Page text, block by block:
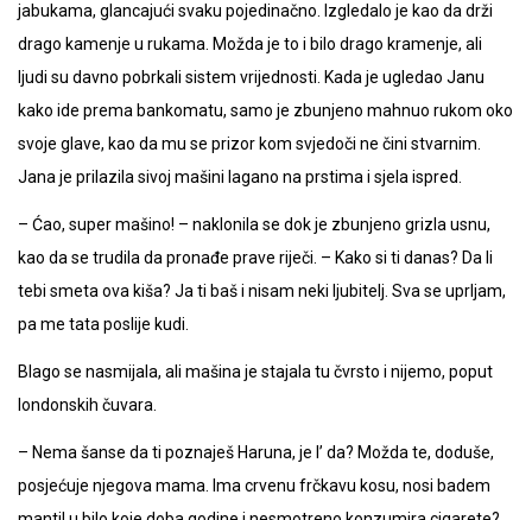
jabukama, glancajući svaku pojedinačno. Izgledalo je kao da drži
drago kamenje u rukama. Možda je to i bilo drago kramenje, ali
ljudi su davno pobrkali sistem vrijednosti. Kada je ugledao Janu
kako ide prema bankomatu, samo je zbunjeno mahnuo rukom oko
svoje glave, kao da mu se prizor kom svjedoči ne čini stvarnim.
Jana je prilazila sivoj mašini lagano na prstima i sjela ispred.
– Ćao, super mašino! – naklonila se dok je zbunjeno grizla usnu,
kao da se trudila da pronađe prave riječi. – Kako si ti danas? Da li
tebi smeta ova kiša? Ja ti baš i nisam neki ljubitelj. Sva se uprljam,
pa me tata poslije kudi.
Blago se nasmijala, ali mašina je stajala tu čvrsto i nijemo, poput
londonskih čuvara.
– Nema šanse da ti poznaješ Haruna, je l’ da? Možda te, doduše,
posjećuje njegova mama. Ima crvenu frčkavu kosu, nosi badem